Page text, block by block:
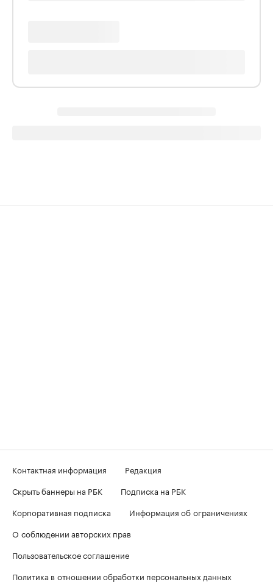
Контактная информация
Редакция
Скрыть баннеры на РБК
Подписка на РБК
Корпоративная подписка
Информация об ограничениях
О соблюдении авторских прав
Пользовательское соглашение
Политика в отношении обработки персональных данных